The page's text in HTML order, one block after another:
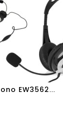
EW3562...